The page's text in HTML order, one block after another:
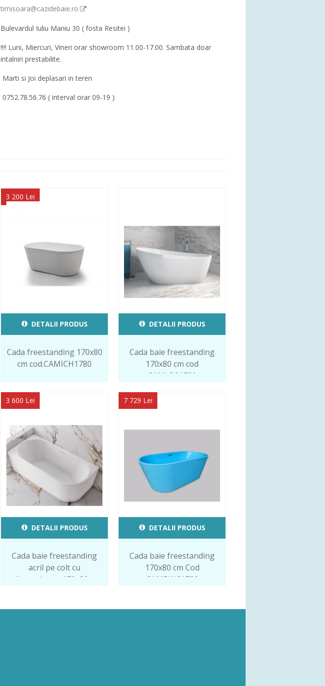
timisoara@cazidebaie.ro
Bulevardul Iuliu Maniu 30 ( fosta Resitei )
!!!! Luni, Miercuri, Vineri orar showroom 11.00-17.00. Sambata doar
intalniri prestabilite.
Marti si Joi deplasari in teren
0752.78.56.76 ( interval orar 09-19 )
3 200 Lei
DETALII PRODUS
Cada freestanding 170x80
cm cod.CAMICH1780
DETALII PRODUS
Cada baie freestanding
170x80 cm cod
CAMLBS1780
3 600 Lei
DETALII PRODUS
Cada baie freestanding
acril pe colt cu
dimensiunea 170x80 …
7 729 Lei
DETALII PRODUS
Cada baie freestanding
170x80 cm Cod
CAMBWC1780